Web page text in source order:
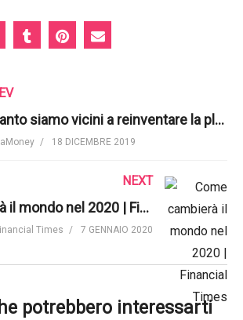
Quanto siamo vicini a reinventare la plastica? | Seeker
18 DICEMBRE 2019
NEXT
Come cambierà il mondo nel 2020 | Financial Times
Times 7 GENNAIO 2020
potrebbero interessarti